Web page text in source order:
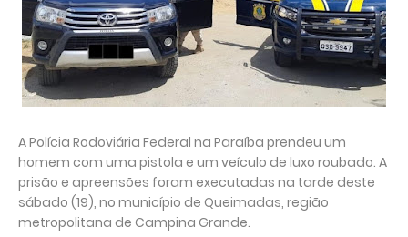
A Polícia Rodoviária Federal na Paraíba prendeu um
homem com uma pistola e um veículo de luxo roubado. A
prisão e apreensões foram executadas na tarde deste
sábado (19), no município de Queimadas, região
metropolitana de Campina Grande.